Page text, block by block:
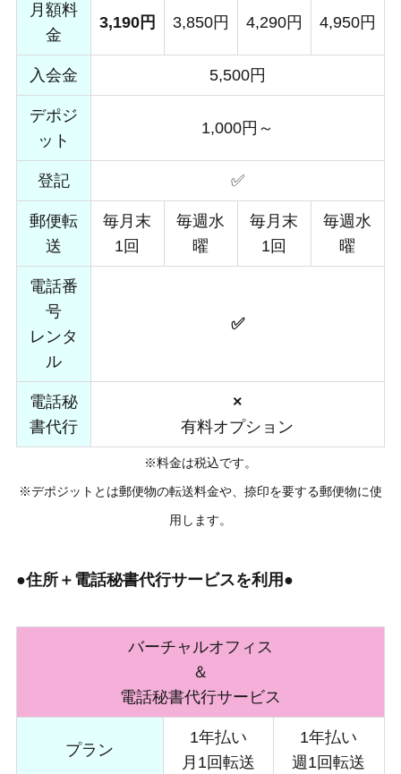
月額料
金
3,190円 3,850円 4,290円 4,950円
入会金 5,500円
デポジ
ット
1,000円～
登記 ✅
郵便転
送
毎月末
1回
毎週水
曜
毎月末
1回
毎週水
曜
電話番
号
レンタ
ル
✅
電話秘
書代行
×
有料オプション
※料金は税込です。
※デポジットとは郵便物の転送料金や、捺印を要する郵便物に使
用します。
●住所＋電話秘書代行サービスを利用●
バーチャルオフィス
＆
電話秘書代行サービス
プラン
1年払い
月1回転送
1年払い
週1回転送